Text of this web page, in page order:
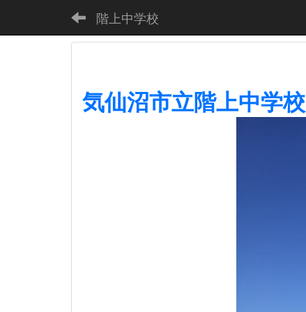
階上中学校
気仙沼市立階上中学校